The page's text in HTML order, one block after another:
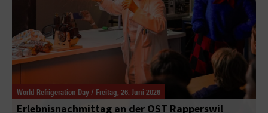
Erlebnisnachmittag an der OST Rapperswil
World Refrigeration Day / Freitag, 26. Juni 2026